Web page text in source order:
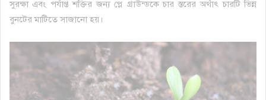
সুরক্ষা এবং পর্যাপ্ত শক্তির জন্য প্লে গ্রাউন্ডকে চার স্তরের অর্থাৎ চারটি ভিন্ন
বুনটের মাটিতে সাজানো হয়।